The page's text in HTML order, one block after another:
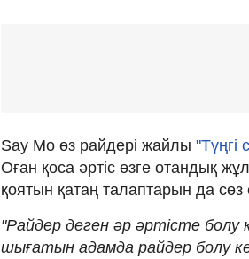
Say Mo өз райдері жайлы "Түңгі
Оған қоса әртіс өзге отандық
қоятын қатаң талаптарын да сөз
"Райдер деген әр әртісте болу
шығатын адамда райдер болу